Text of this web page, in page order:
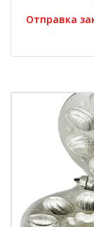
Отправка